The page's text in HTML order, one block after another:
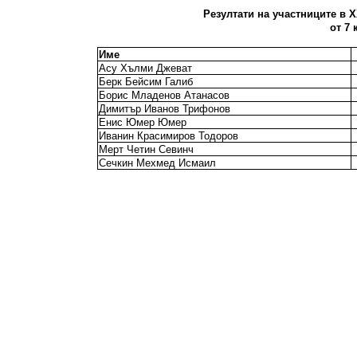
Резултати на участниците в
от 7
Име
Асу Хълми Джеват
Берк Бейсим Галиб
Борис Младенов Атанасов
Димитър Иванов Трифонов
Енис Юмер Юмер
Иванин Красимиров Тодоров
Мерт Четин Севинч
Сечкин Мехмед Исмаил